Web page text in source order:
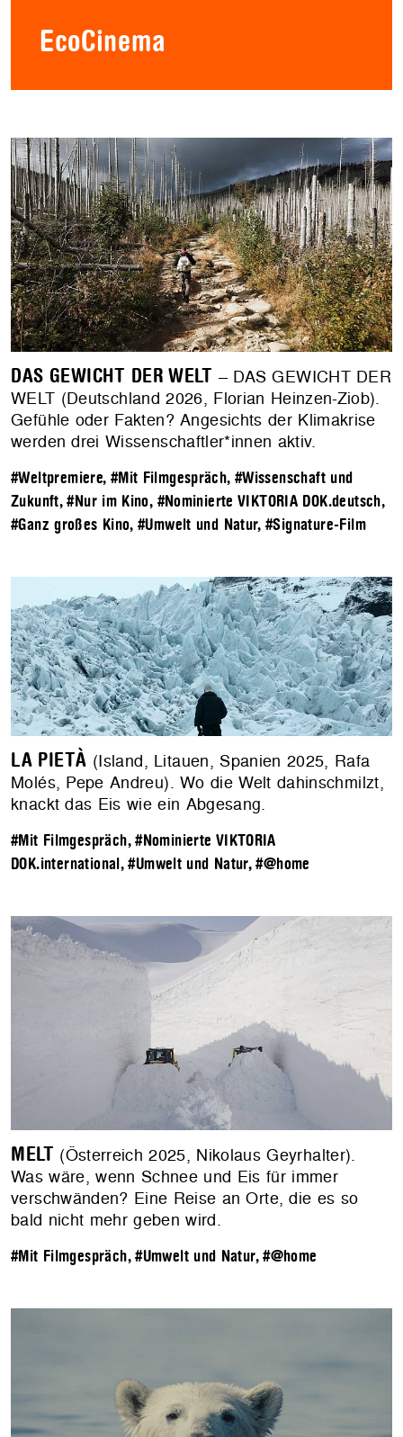
EcoCinema
DAS GEWICHT DER WELT – DAS GEWICHT DER
WELT (Deutschland 2026, Florian Heinzen-Ziob).
Gefühle oder Fakten? Angesichts der Klimakrise
werden drei Wissenschaftler*innen aktiv.
#Weltpremiere, #Mit Filmgespräch, #Wissenschaft und
Zukunft,#Nur im Kino, #Nominierte VIKTORIA DOK.deutsch,
#Ganz großes Kino,#Umwelt und Natur,#Signature-Film
LA PIETÀ (Island, Litauen, Spanien 2025, Rafa
Molés, Pepe Andreu). Wo die Welt dahinschmilzt,
knackt das Eis wie ein Abgesang.
#Mit Filmgespräch,#Nominierte VIKTORIA
DOK.international,#Umwelt und Natur,#@home
MELT (Österreich 2025, Nikolaus Geyrhalter).
Was wäre, wenn Schnee und Eis für immer
verschwänden? Eine Reise an Orte, die es so
bald nicht mehr geben wird.
#Mit Filmgespräch,#Umwelt und Natur,#@home